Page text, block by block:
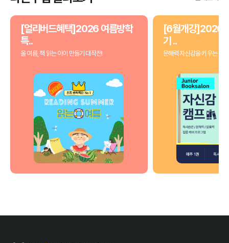
[얼리버드혜택]2026 여름방학
특..
올 여름, 책 읽는 아이 만들기 대작전!
[6월개강]2026
기 ..
문해력 자신감을 키우는 3개